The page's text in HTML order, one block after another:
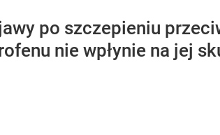
po szczepieniu
nie wpłynie na jej